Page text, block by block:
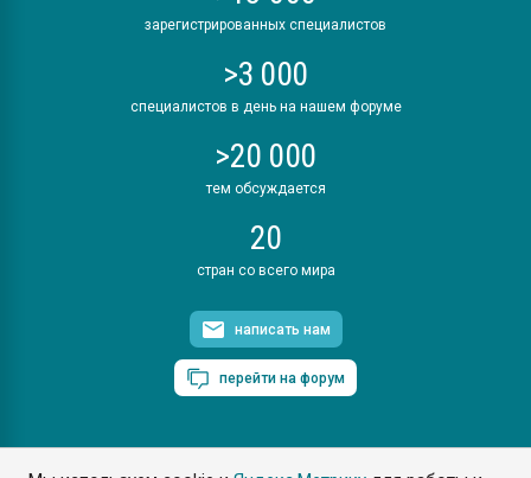
зарегистрированных специалистов
>3 000
специалистов в день на нашем форуме
>20 000
тем обсуждается
20
стран со всего мира
написать нам
перейти на форум